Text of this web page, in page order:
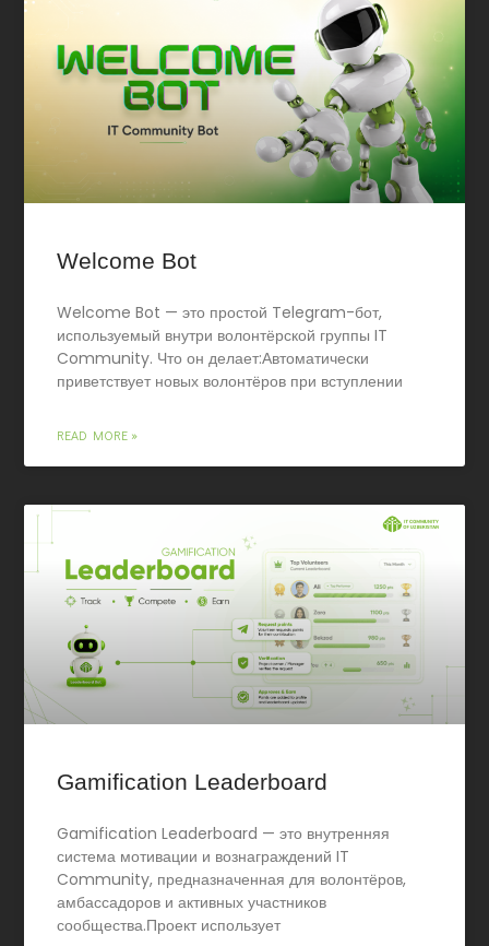
Welcome Bot
Welcome Bot — это простой Telegram-бот,
используемый внутри волонтёрской группы IT
Community. Что он делает:Автоматически
приветствует новых волонтёров при вступлении
READ MORE »
Gamification Leaderboard
Gamification Leaderboard — это внутренняя
система мотивации и вознаграждений IT
Community, предназначенная для волонтёров,
амбассадоров и активных участников
сообщества.Проект использует